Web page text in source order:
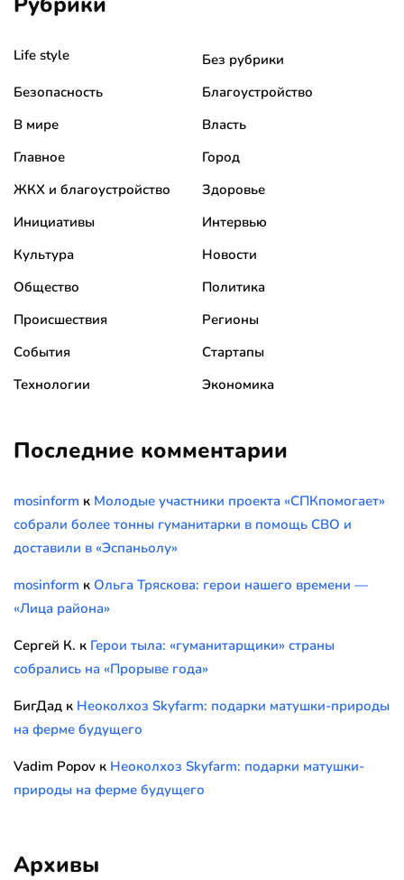
Life style
Без рубрики
Безопасность
Благоустройство
В мире
Власть
Главное
Город
ЖКХ и благоустройство
Здоровье
Инициативы
Интервью
Культура
Новости
Общество
Политика
Происшествия
Регионы
События
Стартапы
Технологии
Экономика
Последние комментарии
mosinform к Молодые участники проекта «СПКпомогает»
собрали более тонны гуманитарки в помощь СВО и
доставили в «Эспаньолу»
mosinform к Ольга Тряскова: герои нашего времени —
«Лица района»
Сергей К. к Герои тыла: «гуманитарщики» страны
собрались на «Прорыве года»
БигДад к Неоколхоз Skyfarm: подарки матушки-природы
на ферме будущего
Vadim Popov к Неоколхоз Skyfarm: подарки матушки-
природы на ферме будущего
Архивы